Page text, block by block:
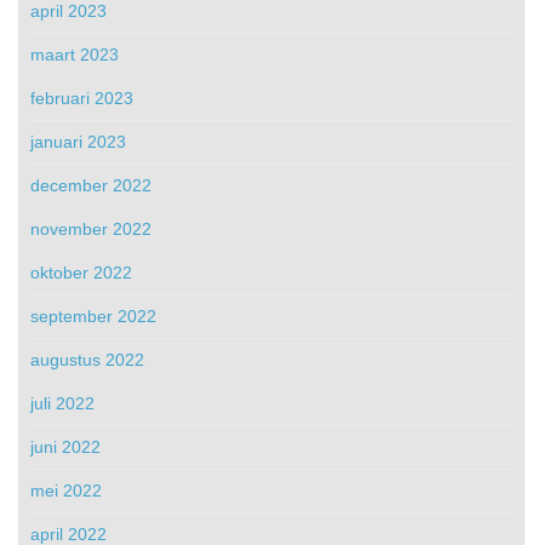
april 2023
maart 2023
februari 2023
januari 2023
december 2022
november 2022
oktober 2022
september 2022
augustus 2022
juli 2022
juni 2022
mei 2022
april 2022